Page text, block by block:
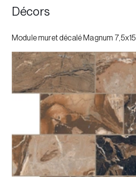
Décors
Module muret décalé Magnum 7,5x15